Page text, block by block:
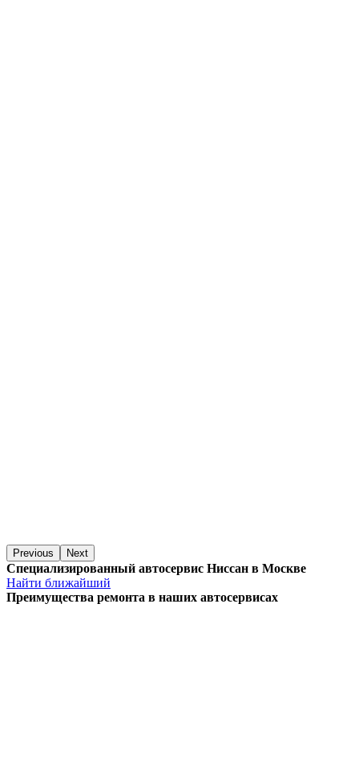
Previous Next
Специализированный автосервис Ниссан в Москве
Найти ближайший
Преимущества ремонта в наших автосервисах